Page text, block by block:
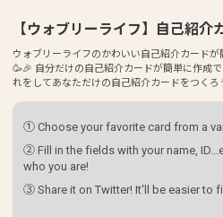
【ウォブリーライフ】自己紹介
ウォブリーライフのかわいい自己紹介カードが
🥳🎉 自分だけの自己紹介カードが簡単に作成
れをしてあなただけの自己紹介カードをつくろ
① Choose your favorite card from a
② Fill in the fields with your name,
who you are!
③ Share it on Twitter! It'll be easier to